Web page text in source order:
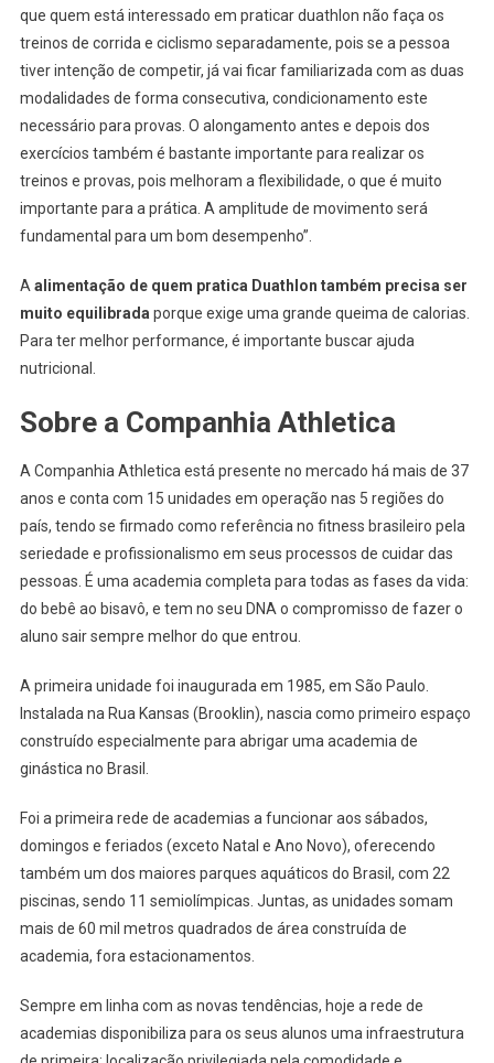
que quem está interessado em praticar duathlon não faça os
treinos de corrida e ciclismo separadamente, pois se a pessoa
tiver intenção de competir, já vai ficar familiarizada com as duas
modalidades de forma consecutiva, condicionamento este
necessário para provas. O alongamento antes e depois dos
exercícios também é bastante importante para realizar os
treinos e provas, pois melhoram a flexibilidade, o que é muito
importante para a prática. A amplitude de movimento será
fundamental para um bom desempenho”.
Aalimentação de quem pratica Duathlon também precisa ser
muito equilibradaporque exige uma grande queima de calorias.
Para ter melhor performance, é importante buscar ajuda
nutricional.
Sobre a Companhia Athletica
A Companhia Athletica está presente no mercado há mais de 37
anos e conta com 15 unidades em operação nas 5 regiões do
país, tendo se firmado como referência no fitness brasileiro pela
seriedade e profissionalismo em seus processos de cuidar das
pessoas. É uma academia completa para todas as fases da vida:
do bebê ao bisavô, e tem no seu DNA o compromisso de fazer o
aluno sair sempre melhor do que entrou.
A primeira unidade foi inaugurada em 1985, em São Paulo.
Instalada na Rua Kansas (Brooklin), nascia como primeiro espaço
construído especialmente para abrigar uma academia de
ginástica no Brasil.
Foi a primeira rede de academias a funcionar aos sábados,
domingos e feriados (exceto Natal e Ano Novo), oferecendo
também um dos maiores parques aquáticos do Brasil, com 22
piscinas, sendo 11 semiolímpicas. Juntas, as unidades somam
mais de 60 mil metros quadrados de área construída de
academia, fora estacionamentos.
Sempre em linha com as novas tendências, hoje a rede de
academias disponibiliza para os seus alunos uma infraestrutura